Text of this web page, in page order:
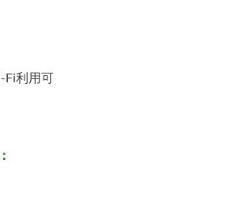
Fi利用可